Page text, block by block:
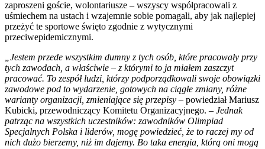
zaproszeni goście, wolontariusze – wszyscy współpracowali z
uśmiechem na ustach i wzajemnie sobie pomagali, aby jak najlepiej
przeżyć te sportowe święto zgodnie z wytycznymi
przeciwepidemicznymi.
„Jestem przede wszystkim dumny z tych osób, które pracowały przy
tych zawodach, a właściwie – z którymi to ja miałem zaszczyt
pracować. To zespół ludzi, którzy podporządkowali swoje obowiązki
zawodowe pod to wydarzenie, gotowych na ciągłe zmiany, różne
warianty organizacji, zmieniające się przepisy – powiedział Mariusz
Kubicki, przewodniczący Komitetu Organizacyjnego. – Jednak
patrząc na wszystkich uczestników: zawodników Olimpiad
Specjalnych Polska i liderów, mogę powiedzieć, że to raczej my od
nich dużo bierzemy, niż im dajemy. Bo taka energia, którą oni mogą